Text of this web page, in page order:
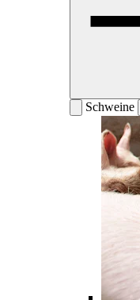
Schweine